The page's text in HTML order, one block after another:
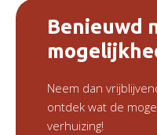
Benieuwd
Neem dan
ontdek wat de
verhuizing!